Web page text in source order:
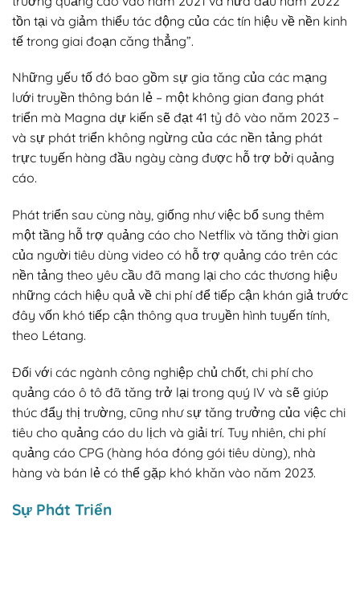
tồn tại và giảm thiểu tác động của các tín hiệu về nền kinh
tế trong giai đoạn căng thẳng”.
Những yếu tố đó bao gồm sự gia tăng của các mạng
lưới truyền thông bán lẻ – một không gian đang phát
triển mà Magna dự kiến sẽ đạt 41 tỷ đô vào năm 2023 –
và sự phát triển không ngừng của các nền tảng phát
trực tuyến hàng đầu ngày càng được hỗ trợ bởi quảng
cáo.
Phát triển sau cùng này, giống như việc bổ sung thêm
một tầng hỗ trợ quảng cáo cho Netflix và tăng thời gian
của người tiêu dùng video có hỗ trợ quảng cáo trên các
nền tảng theo yêu cầu đã mang lại cho các thương hiệu
những cách hiệu quả về chi phí để tiếp cận khán giả trước
đây vốn khó tiếp cận thông qua truyền hình tuyến tính,
theo Létang.
Đối với các ngành công nghiệp chủ chốt, chi phí cho
quảng cáo ô tô đã tăng trở lại trong quý IV và sẽ giúp
thúc đẩy thị trường, cũng như sự tăng trưởng của việc chi
tiêu cho quảng cáo du lịch và giải trí. Tuy nhiên, chi phí
quảng cáo CPG (hàng hóa đóng gói tiêu dùng), nhà
hàng và bán lẻ có thể gặp khó khăn vào năm 2023.
Sự Phát Triển